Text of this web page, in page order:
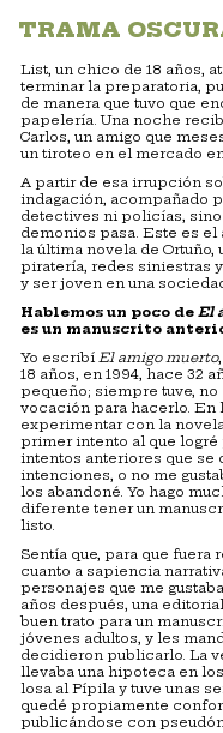
TRAMA
List, un chico de 18 años,
terminar la preparatoria,
de manera que tuvo que
papelería. Una noche
Carlos, un amigo que
un tiroteo en el mercado
A partir de esa irrupción
indagación, acompañado
detectives ni policías,
demonios pasa. Este es el
la última novela de Ortuño,
piratería, redes siniestras
y ser joven en una
Hablemos un poco de El
es un manuscrito
Yo escribí El amigo muerto
18 años, en 1994, hace 32
pequeño; siempre tuve,
vocación para hacerlo.
experimentar con la
primer intento al que
intentos anteriores que se
intenciones, o no me
los abandoné. Yo hago
diferente tener un
listo.
Sentía que, para que fuera
cuanto a sapiencia
personajes que me
años después, una
buen trato para un
jóvenes adultos, y les
decidieron publicarlo. La
llevaba una hipoteca en
losa al Pípila y tuve unas
quedé propiamente
publicándose con